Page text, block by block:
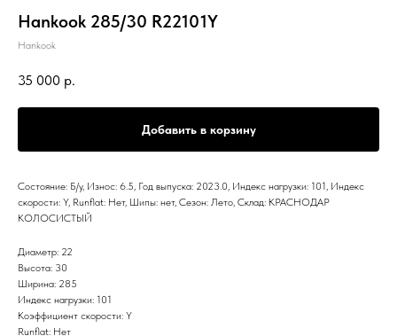
Hankook 285/30 R22101Y
Hankook
35 000 р.
Добавить в корзину
Состояние: Б/у, Износ: 6.5, Год выпуска: 2023.0, Индекс нагрузки: 101, Индекс
скорости: Y, Runflat: Нет, Шипы: нет, Сезон: Лето, Склад: КРАСНОДАР
КОЛОСИСТЫЙ
Диаметр: 22
Высота: 30
Ширина: 285
Индекс нагрузки: 101
Коэффициент скорости: Y
Runflat: Нет